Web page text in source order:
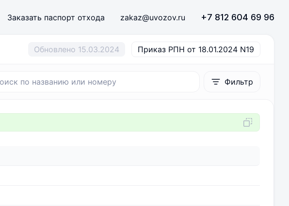
Заказать паспорт отхода zakaz@uvozov.ru +7 812 604 69 96
Обновлено 15.03.2024 Приказ РПН от 18.01.2024 N19
Фильтр